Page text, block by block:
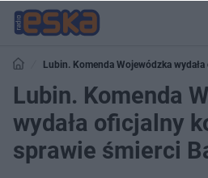
Lubin. Komenda Wojewódzka
śmierci Bartosza S.
Lubin. Komenda
wydała oficjalny
sprawie śmierci